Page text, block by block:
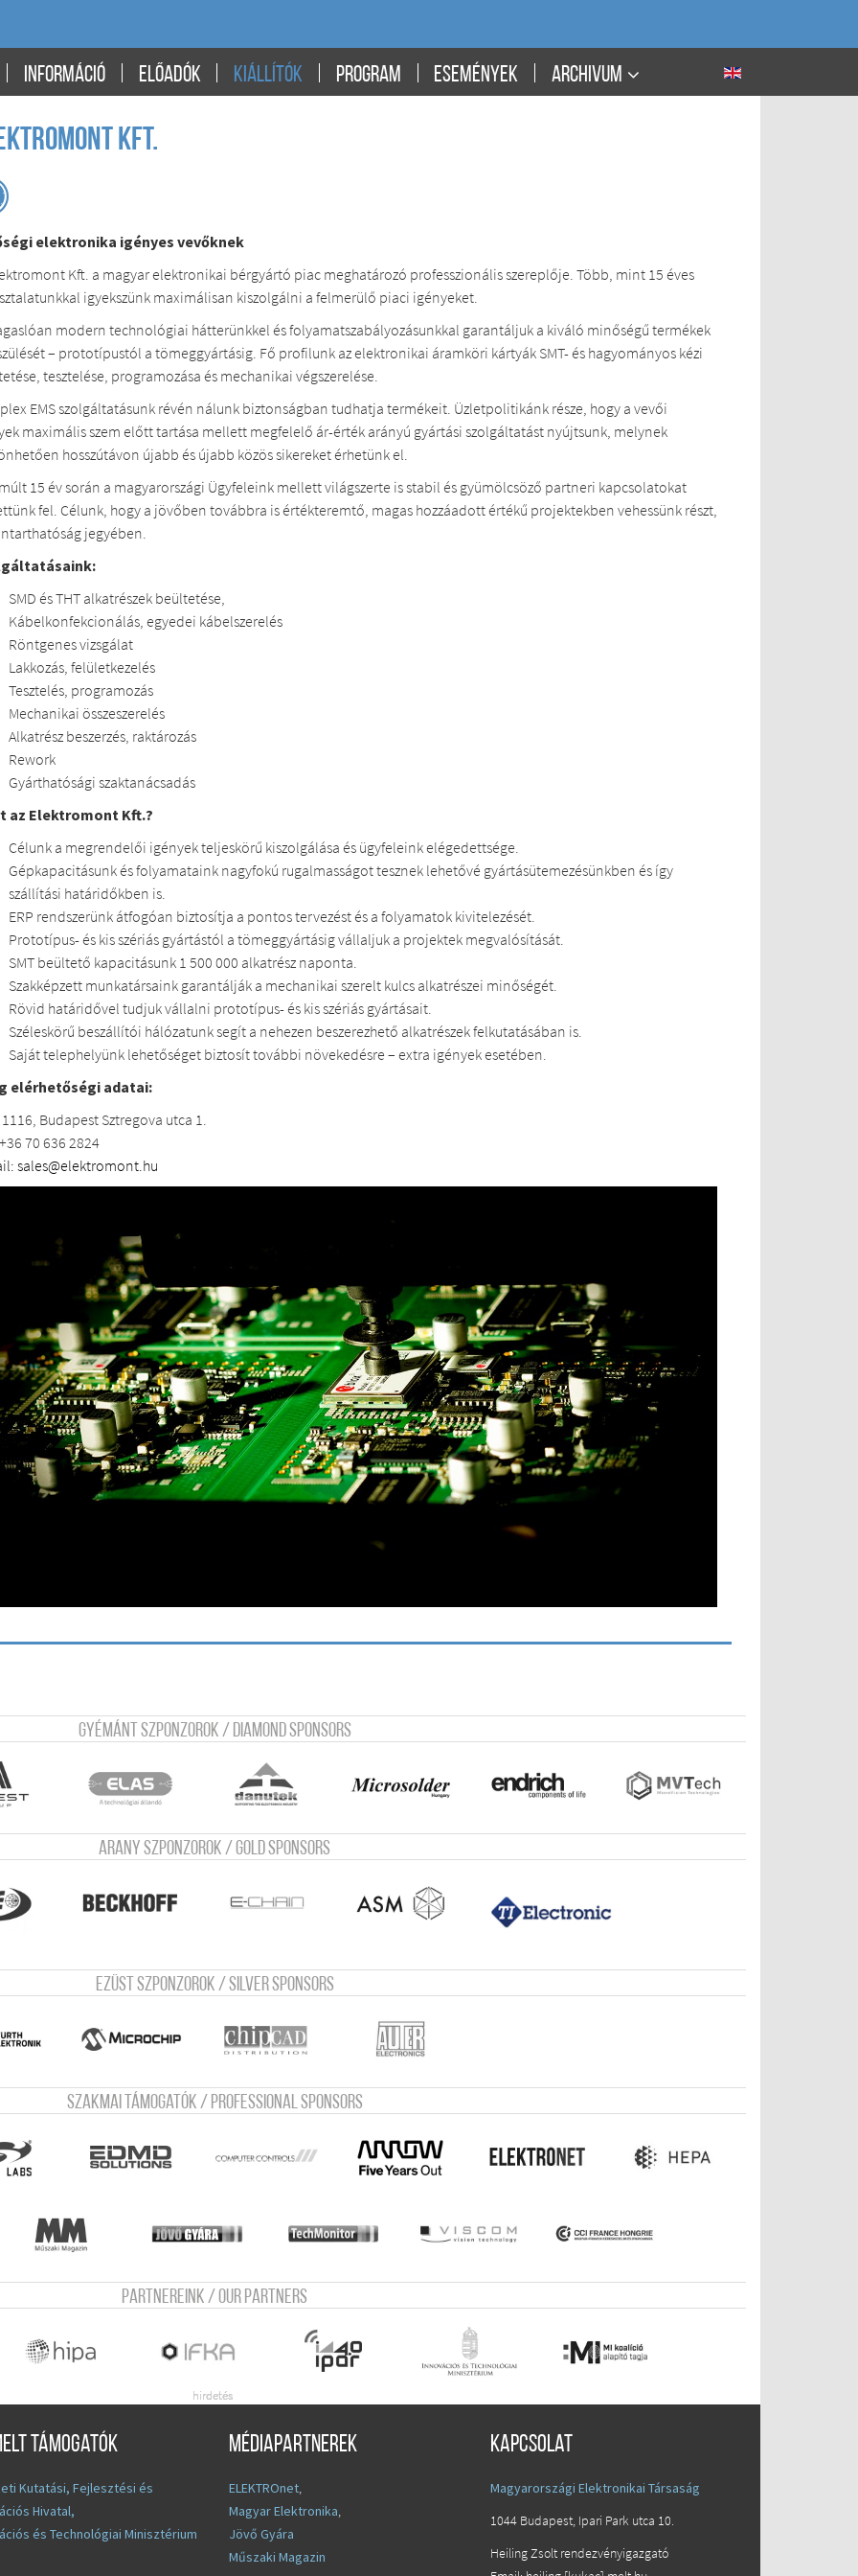
INFORMÁCIÓ ELŐADÓK KIÁLLÍTÓK PROGRAM ESEMÉNYEK ARCHIVUM
Kft.
elektronika igényes vevőknek
Kft. a magyar elektronikai bérgyártó piac meghatározó professzionális szereplője. Több, mint 15 éves
igyekszünk maximálisan kiszolgálni a felmerülő piaci igényeket.
modern technológiai hátterünkkel és folyamatszabályozásunkkal garantáljuk a kiváló minőségű termékek
– prototípustól a tömeggyártásig. Fő profilunk az elektronikai áramköri kártyák SMT- és hagyományos kézi
tesztelése, programozása és mechanikai végszerelése.
EMS szolgáltatásunk révén nálunk biztonságban tudhatja termékeit. Üzletpolitikánk része, hogy a vevői
maximális szem előtt tartása mellett megfelelő ár-érték arányú gyártási szolgáltatást nyújtsunk, melynek
hosszútávon újabb és újabb közös sikereket érhetünk el.
15 év során a magyarországi Ügyfeleink mellett világszerte is stabil és gyümölcsöző partneri kapcsolatokat
fel. Célunk, hogy a jövőben továbbra is értékteremtő, magas hozzáadott értékű projektekben vehessünk részt,
jegyében.
SMD és THT alkatrészek beültetése,
Kábelkonfekcionálás, egyedei kábelszerelés
Röntgenes vizsgálat
Lakkozás, felületkezelés
Tesztelés, programozás
Mechanikai összeszerelés
Alkatrész beszerzés, raktározás
Rework
Gyárthatósági szaktanácsadás
az Elektromont Kft.?
Célunk a megrendelői igények teljeskörű kiszolgálása és ügyfeleink elégedettsége.
Gépkapacitásunk és folyamataink nagyfokú rugalmasságot tesznek lehetővé gyártásütemezésünkben és így
szállítási határidőkben is.
ERP rendszerünk átfogóan biztosítja a pontos tervezést és a folyamatok kivitelezését.
Prototípus- és kis szériás gyártástól a tömeggyártásig vállaljuk a projektek megvalósítását.
SMT beültető kapacitásunk 1 500 000 alkatrész naponta.
Szakképzett munkatársaink garantálják a mechanikai szerelt kulcs alkatrészei minőségét.
Rövid határidővel tudjuk vállalni prototípus- és kis szériás gyártásait.
Széleskörű beszállítói hálózatunk segít a nehezen beszerezhető alkatrészek felkutatásában is.
Saját telephelyünk lehetőséget biztosít további növekedésre – extra igények esetében.
elérhetőségi adatai:
Budapest Sztregova utca 1.
70 636 2824
sales@elektromont .hu
Gyémánt szponzorok / Diamond sponsors
Arany szponzorok / Gold sponsors
Ezüst szponzorok / Silver sponsors
Szakmai támogatók / Professional sponsors
Partnereink / Our Partners
támogatók
Kutatási, Fejlesztési és
Hivatal,
és Technológiai Minisztérium
Médiapartnerek
ELEKTROnet,
Magyar Elektronika,
Jövő Gyára
Műszaki Magazin
Kapcsolat
Magyarországi Elektronikai Társaság
1044 Budapest, Ipari Park utca 10.
Heiling Zsolt rendezvényigazgató